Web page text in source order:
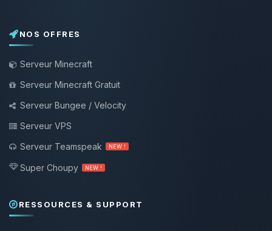
NOS OFFRES
Serveur Minecraft
Serveur Minecraft Gratuit
Serveur Bungee / Velocity
Serveur VPS
Serveur Teamspeak
NEW !
Super Choupy NEW !
RESSOURCES & SUPPORT